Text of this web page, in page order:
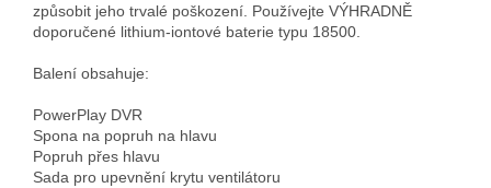
způsobit jeho trvalé poškození. Používejte VÝHRADNĚ
doporučené lithium-iontové baterie typu 18500.
Balení obsahuje:
PowerPlay DVR
Spona na popruh na hlavu
Popruh přes hlavu
Sada pro upevnění krytu ventilátoru